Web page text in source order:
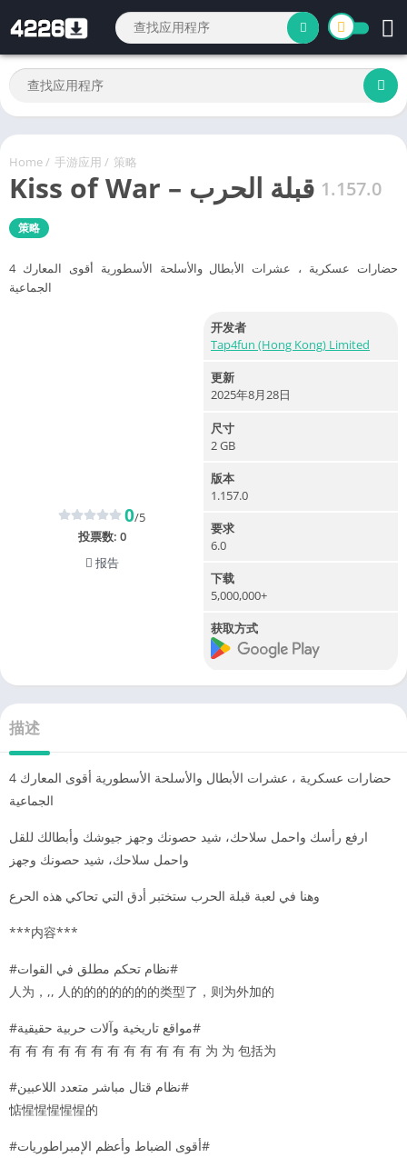
Home/ 手游应用 / 策略
Kiss of War – قبلة الحرب 1.157.0
策略
4 حضارات عسكرية ، عشرات الأبطال والأسلحة الأسطورية أقوى المعارك
الجماعية
0/5
投票数: 0
报告
开发者
Tap4fun (Hong Kong) Limited
更新
2025年8月28日
尺寸
2 GB
版本
1.157.0
要求
6.0
下载
5,000,000+
获取方式
描述
4 حضارات عسكرية ، عشرات الأبطال والأسلحة الأسطورية أقوى المعارك
الجماعية
ارفع رأسك واحمل سلاحك، شيد حصونك وجهز جيوشك وأبطالك للقل
واحمل سلاحك، شيد حصونك وجهز
وهنا في لعبة قبلة الحرب ستختبر أدق التي تحاكي هذه الحرع
***内容***
#نظام تحكم مطلق في القوات#
人为，,, 人的的的的的的的类型了，则为外加的
#مواقع تاريخية وآلات حربية حقيقية#
有 有 有 有 有 有 有 有 有 有 有 有 为 为 包括为
#نظام قتال مباشر متعدد اللاعبين#
惦惺惺惺惺惺的
#أقوى الضباط وأعظم الإمبراطوريات#